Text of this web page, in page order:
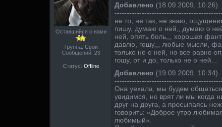
Оставшийся с нами
Группа: Свои
Сообщений: 23
Статус: Offline
Добавлено (18.09.2009, 10:26)
не то, не так, не знаю,
пишу, думаю о ней,, думаю о
ней, опять боль,,, хорошая
давлю, гошу,,, любые мысли,
только не о ней, но все равно
гошу, от и до, только не о ней...
Добавлено (19.09.2009, 10:34)
Она уехала, мы будем
увидимся, но врят ли мы когда
друг на друга, а просыпаясь
говорить: «Доброе утро
любимый».